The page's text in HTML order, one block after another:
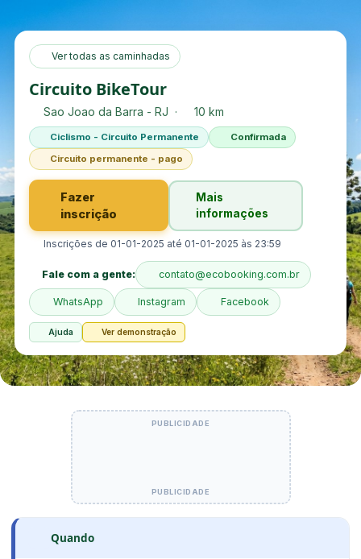
Ver todas as caminhadas
Circuito BikeTour
Sao Joao da Barra - RJ · 10 km
Ciclismo - Circuito Permanente
Confirmada
Circuito permanente - pago
Fazer
inscrição
Mais
informações
Inscrições de 01-01-2025 até 01-01-2025 às 23:59
Fale com a gente: contato@ecobooking.com.br
WhatsApp Instagram Facebook
Ajuda Ver demonstração
Quando